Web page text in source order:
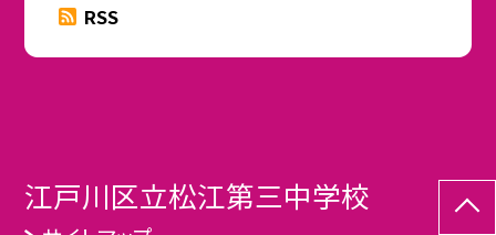
RSS
江戸川区立松江第三中学校